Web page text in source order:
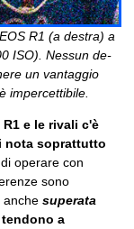
R1 (a destra) a
ISO). Nessun de-
un vantaggio
impercettibile.
R1 e le rivali c'è
nota soprattutto
operare con
sono
anche superata
a